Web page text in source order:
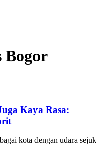
Bogor
Kaya Rasa:
kota dengan udara sejuk